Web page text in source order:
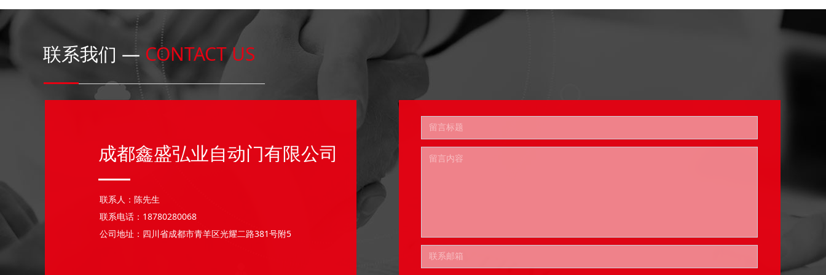
联系我们 — CONTACT US
成都鑫盛弘业自动门有限公司
联系人：陈先生
联系电话：18780280068
公司地址：四川省成都市青羊区光耀二路381号附5